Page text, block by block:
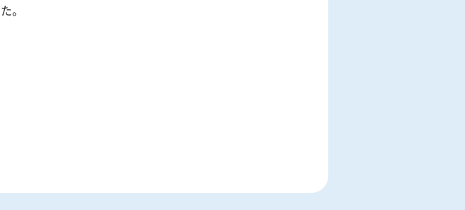
た。